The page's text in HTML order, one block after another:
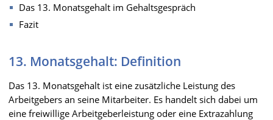
Das 13. Monatsgehalt im Gehaltsgespräch
Fazit
13. Monatsgehalt: Definition
Das 13. Monatsgehalt ist eine zusätzliche Leistung des
Arbeitgebers an seine Mitarbeiter. Es handelt sich dabei um
eine freiwillige Arbeitgeberleistung oder eine Extrazahlung